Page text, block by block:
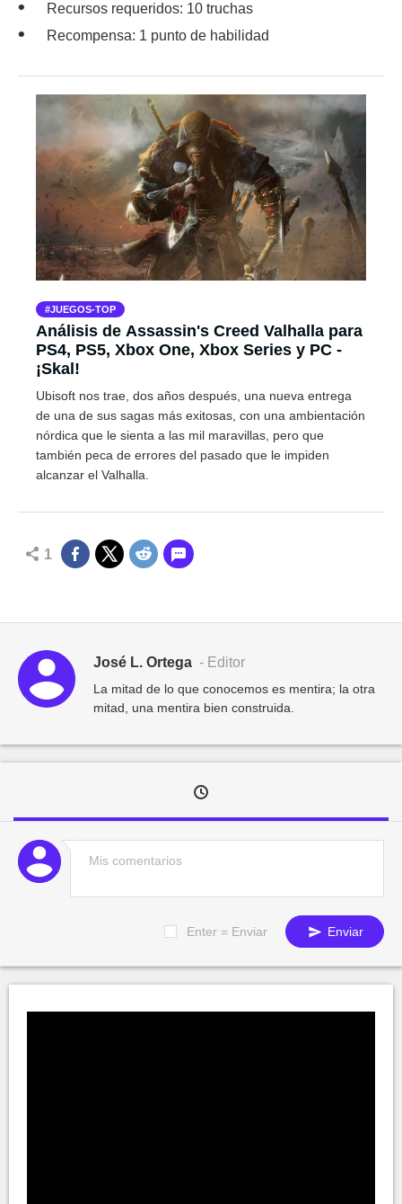
Recursos requeridos: 10 truchas
Recompensa: 1 punto de habilidad
JUEGOS-TOP
Análisis de Assassin's Creed Valhalla para
PS4, PS5, Xbox One, Xbox Series y PC -
¡Skal!
Ubisoft nos trae, dos años después, una nueva entrega
de una de sus sagas más exitosas, con una ambientación
nórdica que le sienta a las mil maravillas, pero que
también peca de errores del pasado que le impiden
alcanzar el Valhalla.
1
José L. Ortega - Editor
La mitad de lo que conocemos es mentira; la otra
mitad, una mentira bien construida.
Enter = Enviar Enviar